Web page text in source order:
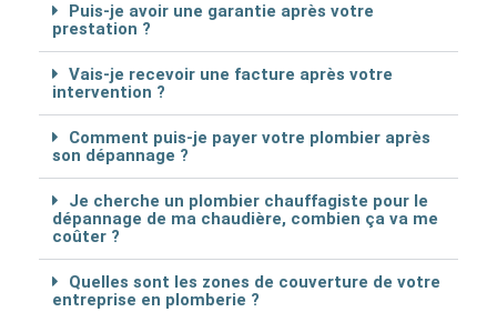
Puis-je avoir une garantie après votre
prestation ?
Vais-je recevoir une facture après votre
intervention ?
Comment puis-je payer votre plombier après
son dépannage ?
Je cherche un plombier chauffagiste pour le
dépannage de ma chaudière, combien ça va me
coûter ?
Quelles sont les zones de couverture de votre
entreprise en plomberie ?